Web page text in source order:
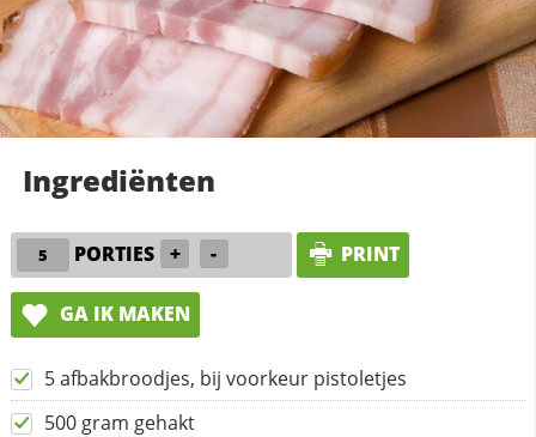
Ingrediënten
PORTIES + - PRINT
GA IK MAKEN
5 afbakbroodjes, bij voorkeur pistoletjes
500 gram gehakt